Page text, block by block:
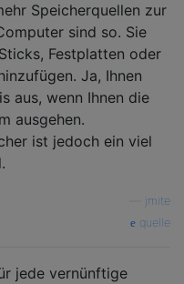
Speicherquellen zur
sind so. Sie
Festplatten oder
Ja, Ihnen
aus, wenn Ihnen die
ausgehen.
ist jedoch ein viel
jmite
quelle
jede vernünftige